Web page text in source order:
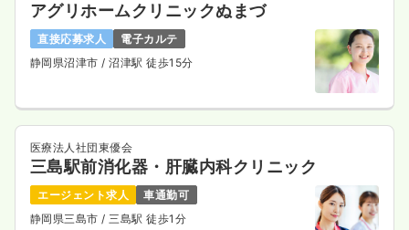
アグリホームクリニックぬまづ
直接応募求人
電子カルテ
静岡県沼津市 / 沼津駅 徒歩15分
医療法人社団東優会
三島駅前消化器・肝臓内科クリニック
エージェント求人
車通勤可
静岡県三島市 / 三島駅 徒歩1分